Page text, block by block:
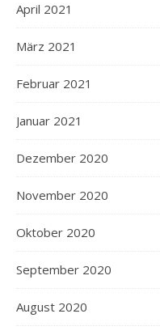
April 2021
März 2021
Februar 2021
Januar 2021
Dezember 2020
November 2020
Oktober 2020
September 2020
August 2020